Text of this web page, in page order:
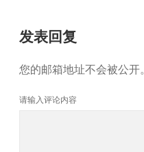
发表回复
您的邮箱地址不会被公开。
请输入评论内容